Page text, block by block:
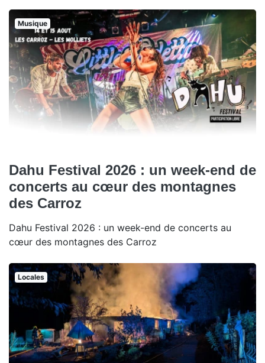
Musique
Dahu Festival 2026 : un week-end de
concerts au cœur des montagnes
des Carroz
Dahu Festival 2026 : un week-end de concerts au
cœur des montagnes des Carroz
Locales